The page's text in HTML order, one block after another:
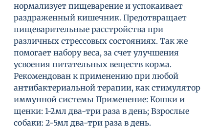
нормализует пищеварение и успокаивает
раздраженный кишечник. Предотвращает
пищеварительные расстройства при
различных стрессовых состояниях. Так же
помогает набору веса, за счет улучшения
усвоения питательных веществ корма.
Рекомендован к применению при любой
антибактериальной терапии, как стимулятор
иммунной системы Применение: Кошки и
щенки: 1-2мл два-три раза в день; Взрослые
собаки: 2-5мл два-три раза в день.